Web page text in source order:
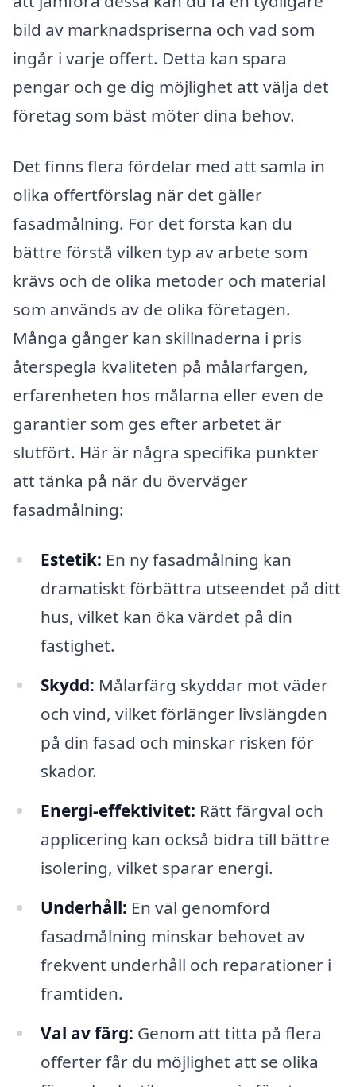
bild av marknadspriserna och vad som
ingår i varje offert. Detta kan spara
pengar och ge dig möjlighet att välja det
företag som bäst möter dina behov.
Det finns flera fördelar med att samla in
olika offertförslag när det gäller
fasadmålning. För det första kan du
bättre förstå vilken typ av arbete som
krävs och de olika metoder och material
som används av de olika företagen.
Många gånger kan skillnaderna i pris
återspegla kvaliteten på målarfärgen,
erfarenheten hos målarna eller even de
garantier som ges efter arbetet är
slutfört. Här är några specifika punkter
att tänka på när du överväger
fasadmålning:
Estetik: En ny fasadmålning kan
dramatiskt förbättra utseendet på ditt
hus, vilket kan öka värdet på din
fastighet.
Skydd: Målarfärg skyddar mot väder
och vind, vilket förlänger livslängden
på din fasad och minskar risken för
skador.
Energi-effektivitet: Rätt färgval och
applicering kan också bidra till bättre
isolering, vilket sparar energi.
Underhåll: En väl genomförd
fasadmålning minskar behovet av
frekvent underhåll och reparationer i
framtiden.
Val av färg: Genom att titta på flera
offerter får du möjlighet att se olika